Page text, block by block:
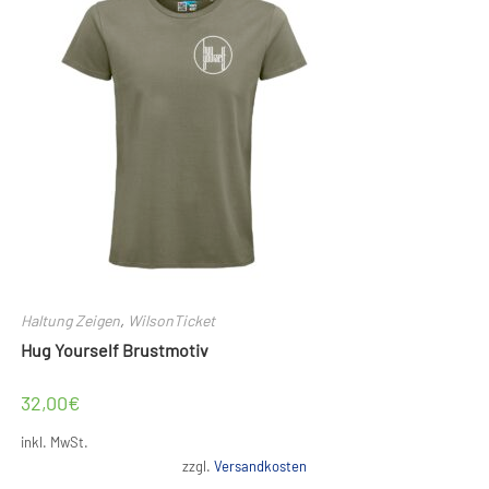
Die
können
auf
der
Produktseite
Haltung Zeigen, WilsonTicket
Hug Yourself Brustmotiv
32,00€
inkl. MwSt.
zzgl. Versandkosten